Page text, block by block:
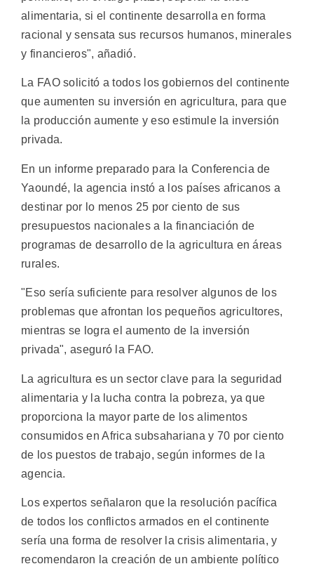
alimentaria, si el continente desarrolla en forma
racional y sensata sus recursos humanos, minerales
y financieros", añadió.
La FAO solicitó a todos los gobiernos del continente
que aumenten su inversión en agricultura, para que
la producción aumente y eso estimule la inversión
privada.
En un informe preparado para la Conferencia de
Yaoundé, la agencia instó a los países africanos a
destinar por lo menos 25 por ciento de sus
presupuestos nacionales a la financiación de
programas de desarrollo de la agricultura en áreas
rurales.
"Eso sería suficiente para resolver algunos de los
problemas que afrontan los pequeños agricultores,
mientras se logra el aumento de la inversión
privada", aseguró la FAO.
La agricultura es un sector clave para la seguridad
alimentaria y la lucha contra la pobreza, ya que
proporciona la mayor parte de los alimentos
consumidos en Africa subsahariana y 70 por ciento
de los puestos de trabajo, según informes de la
agencia.
Los expertos señalaron que la resolución pacífica
de todos los conflictos armados en el continente
sería una forma de resolver la crisis alimentaria, y
recomendaron la creación de un ambiente político